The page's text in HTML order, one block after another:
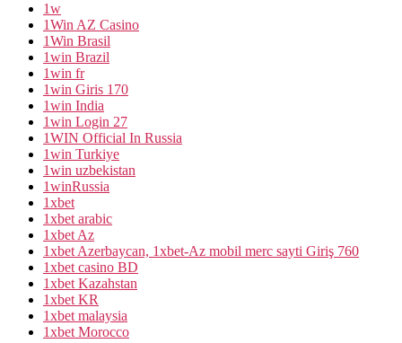
1w
1Win AZ Casino
1Win Brasil
1win Brazil
1win fr
1win Giris 170
1win India
1win Login 27
1WIN Official In Russia
1win Turkiye
1win uzbekistan
1winRussia
1xbet
1xbet arabic
1xbet Az
1xbet Azerbaycan, 1xbet-Az mobil merc sayti Giriş 760
1xbet casino BD
1xbet Kazahstan
1xbet KR
1xbet malaysia
1xbet Morocco